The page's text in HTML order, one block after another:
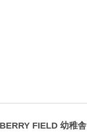
FIELD 幼稚